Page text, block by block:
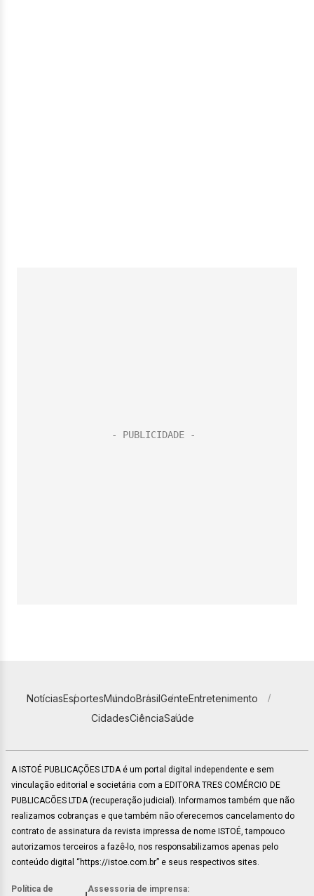
NotíciasEsportesMundoBrasilGenteEntretenimento
CidadesCiênciaSaúde
A ISTOÉ PUBLICAÇÕES LTDA é um portal digital independente e sem
vinculação editorial e societária com a EDITORA TRES COMÉRCIO DE
PUBLICACÕES LTDA (recuperação judicial). Informamos também que não
realizamos cobranças e que também não oferecemos cancelamento do
contrato de assinatura da revista impressa de nome ISTOÉ, tampouco
autorizamos terceiros a fazê-lo, nos responsabilizamos apenas pelo
conteúdo digital “https://istoe.com.br” e seus respectivos sites.
Política de Assessoria de imprensa: